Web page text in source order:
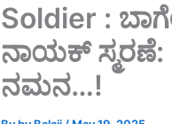
Soldier :
ನಾಯಕ್ ಸ್ಮರಣೆ:
ನಮನ…!